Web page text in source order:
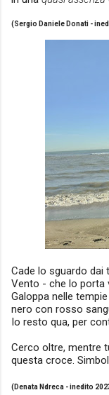
(Sergio Daniele Donati -
Cade lo sguardo dai
Vento - che lo porta
Galoppa nelle
nero con rosso
Io resto qua, per
Cerco oltre, mentre
questa croce.
(Denata Ndreca - inedito